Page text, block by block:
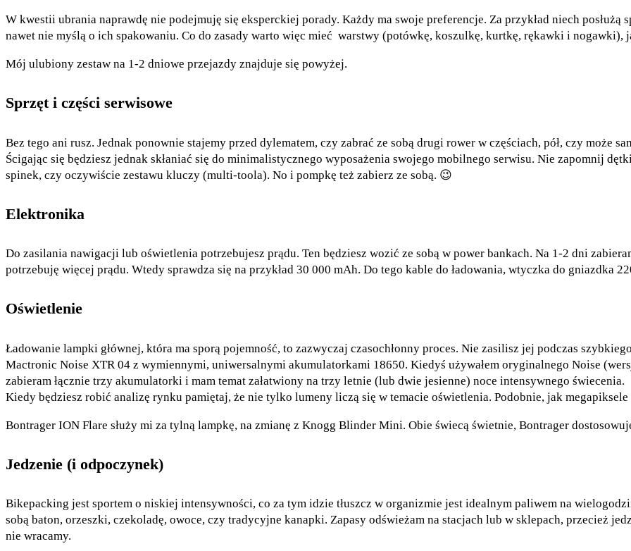
W kwestii ubrania naprawdę nie podejmuję się eksperckiej porady. Każdy ma swoje preferencje. Za przykład niech posłużą
nawet nie myślą o ich spakowaniu. Co do zasady warto więc mieć warstwy (potówkę, koszulkę, kurtkę, rękawki i nogawki),
Mój ulubiony zestaw na 1-2 dniowe przejazdy znajduje się powyżej.
Sprzęt i części serwisowe
Bez tego ani rusz. Jednak ponownie stajemy przed dylematem, czy zabrać ze sobą drugi rower w częściach, pół, czy może
Ścigając się będziesz jednak skłaniać się do minimalistycznego wyposażenia swojego mobilnego serwisu. Nie zapomnij
spinek, czy oczywiście zestawu kluczy (multi-toola). No i pompkę też zabierz ze sobą. 😉
Elektronika
Do zasilania nawigacji lub oświetlenia potrzebujesz prądu. Ten będziesz wozić ze sobą w power bankach. Na 1-2 dni
potrzebuję więcej prądu. Wtedy sprawdza się na przykład 30 000 mAh. Do tego kable do ładowania, wtyczka do gniazdka
Oświetlenie
Ładowanie lampki głównej, która ma sporą pojemność, to zazwyczaj czasochłonny proces. Nie zasilisz jej podczas
Mactronic Noise XTR 04 z wymiennymi, uniwersalnymi akumulatorkami 18650. Kiedyś używałem oryginalnego Noise
zabieram łącznie trzy akumulatorki i mam temat załatwiony na trzy letnie (lub dwie jesienne) noce intensywnego świecenia.
Kiedy będziesz robić analizę rynku pamiętaj, że nie tylko lumeny liczą się w temacie oświetlenia. Podobnie, jak
Bontrager ION Flare służy mi za tylną lampkę, na zmianę z Knogg Blinder Mini. Obie świecą świetnie, Bontrager
Jedzenie (i odpoczynek)
Bikepacking jest sportem o niskiej intensywności, co za tym idzie tłuszcz w organizmie jest idealnym paliwem na
sobą baton, orzeszki, czekoladę, owoce, czy tradycyjne kanapki. Zapasy odświeżam na stacjach lub w sklepach, przecież
nie wracamy.